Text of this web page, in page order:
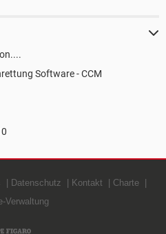
Software - CCM
Datenschutz Kontakt
Charte
Verwaltung